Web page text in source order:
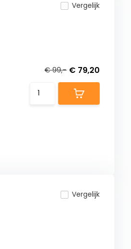
Vergelijk
€ 99,- € 79,20
Vergelijk